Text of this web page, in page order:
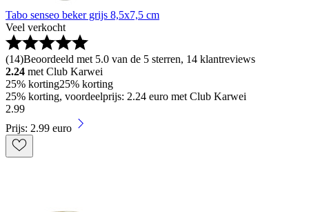
Tabo senseo beker grijs 8,5x7,5 cm
Veel verkocht
(14)Beoordeeld met 5.0 van de 5 sterren, 14 klantreviews
2.24 met Club Karwei
25% korting25% korting
25% korting, voordeelprijs: 2.24 euro met Club Karwei
2.99
Prijs: 2.99 euro